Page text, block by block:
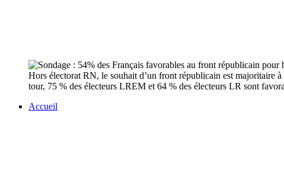
Hors électorat RN, le souhait d’un front républicain est majoritaire
tour, 75 % des électeurs LREM et 64 % des électeurs LR sont
Accueil